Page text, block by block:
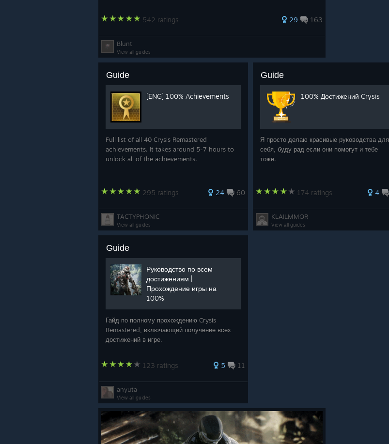
542 ratings 29 163
Blunt
View all guides
Guide
[ENG] 100% Achievements
Full list of all 40 Crysis Remastered
achievements. It takes around 5-7 hours to
unlock all of the achievements.
295 ratings 24 60
TACTYPHONIC
View all guides
Guide
100% Достижений Crysis
Я просто делаю красивые руководства для
себя, буду рад если они помогут и тебе
тоже.
174 ratings 4
KLAILMMOR
View all guides
Guide
Руководство по всем
достижениям |
Прохождение игры на
100%
Гайд по полному прохождению Crysis
Remastered, включающий получение всех
достижений в игре.
123 ratings 5 11
anyuta
View all guides